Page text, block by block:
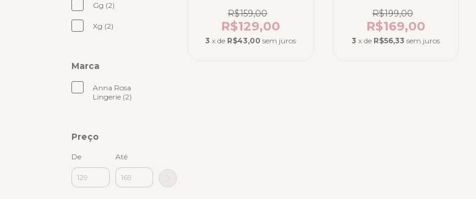
Gg (2)
Xg (2)
Marca
Anna Rosa
Lingerie (2)
Preço
De Até
Canelada - Branco
R$159,00
R$129,00
3 x de R$43,00 sem juros
Canelada Poliamida -
Azul Marinho
R$199,00
R$169,00
3 x de R$56,33 sem juros